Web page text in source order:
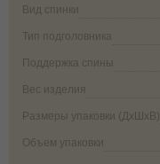
Вид спинки
Тип подголовника
Поддержка спины
Вес изделия
Размеры упаковки (ДxШxВ)
Объем упаковки